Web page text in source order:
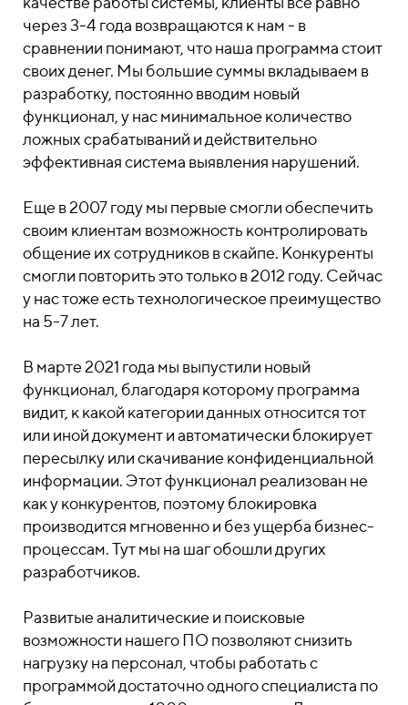
через 3-4 года возвращаются к нам - в
сравнении понимают, что наша программа стоит
своих денег. Мы большие суммы вкладываем в
разработку, постоянно вводим новый
функционал, у нас минимальное количество
ложных срабатываний и действительно
эффективная система выявления нарушений.
Еще в 2007 году мы первые смогли обеспечить
своим клиентам возможность контролировать
общение их сотрудников в скайпе. Конкуренты
смогли повторить это только в 2012 году. Сейчас
у нас тоже есть технологическое преимущество
на 5-7 лет.
В марте 2021 года мы выпустили новый
функционал, благодаря которому программа
видит, к какой категории данных относится тот
или иной документ и автоматически блокирует
пересылку или скачивание конфиденциальной
информации. Этот функционал реализован не
как у конкурентов, поэтому блокировка
производится мгновенно и без ущерба бизнес-
процессам. Тут мы на шаг обошли других
разработчиков.
Развитые аналитические и поисковые
возможности нашего ПО позволяют снизить
нагрузку на персонал, чтобы работать с
программой достаточно одного специалиста по